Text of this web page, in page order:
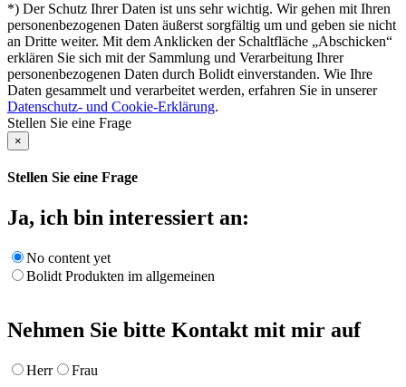
*) Der Schutz Ihrer Daten ist uns sehr wichtig. Wir gehen mit Ihren
personenbezogenen Daten äußerst sorgfältig um und geben sie nicht
an Dritte weiter. Mit dem Anklicken der Schaltfläche „Abschicken“
erklären Sie sich mit der Sammlung und Verarbeitung Ihrer
personenbezogenen Daten durch Bolidt einverstanden. Wie Ihre
Daten gesammelt und verarbeitet werden, erfahren Sie in unserer
Datenschutz- und Cookie-Erklärung.
Stellen Sie eine Frage
×
Stellen Sie eine Frage
Ja, ich bin interessiert an:
No content yet
Bolidt Produkten im allgemeinen
Nehmen Sie bitte Kontakt mit mir auf
Herr Frau